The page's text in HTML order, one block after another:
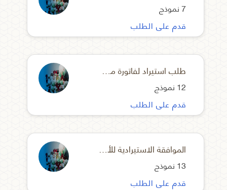
قدم على الطلب
7 نموذج
قدم على الطلب
طلب استيراد لفاتورة مجمعة
12 نموذج
قدم على الطلب
الموافقة الاستيرادية للأجهزة المعملية والتشخيصية
13 نموذج